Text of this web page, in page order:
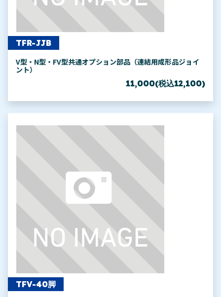
TFR-JJB
V型・N型・FV型共通オプション部品（連結用成形品ジョイ
ント）
11,000(税込12,100)
TFV-40脚